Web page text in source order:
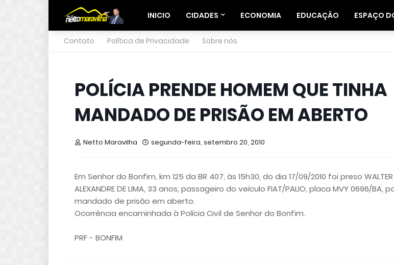
INICIO CIDADES ECONOMIA EDUCAÇÃO ESPAÇO
Contato Política de Privacidade Sobre nós
POLÍCIA PRENDE HOMEM QUE TINHA
MANDADO DE PRISÃO EM ABERTO
Netto Maravilha segunda-feira, setembro 20, 2010
Em Senhor do Bonfim, km 125 da BR 407, às 15h30, do dia 17/09/2010 foi preso WALTER
ALEXANDRE DE LIMA, 33 anos, passageiro do veículo FIAT/PALIO, placa MVY 0696/BA,
mandado de prisão em aberto.
Ocorrência encaminhada à Polícia Civil de Senhor do Bonfim.
PRF - BONFIM